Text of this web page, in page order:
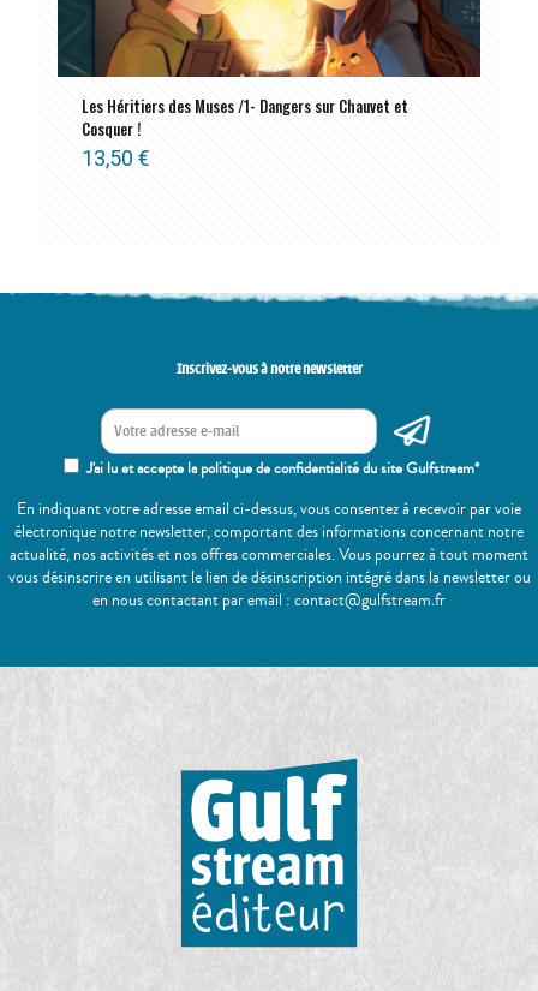
Les Héritiers des Muses /1- Dangers sur Chauvet et
Cosquer !
13,50 €
Inscrivez-vous à notre newsletter
J'ai lu et accepte la politique de confidentialité du site Gulfstream*
En indiquant votre adresse email ci-dessus, vous consentez à recevoir par voie
électronique notre newsletter, comportant des informations concernant notre
actualité, nos activités et nos offres commerciales. Vous pourrez à tout moment
vous désinscrire en utilisant le lien de désinscription intégré dans la newsletter ou
en nous contactant par email : contact@gulfstream.fr